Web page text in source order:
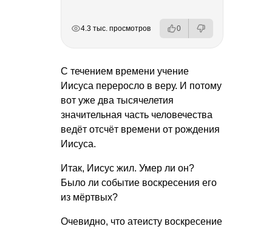
4.3 тыс. просмотров 0
С течением времени учение
Иисуса переросло в веру. И потому
вот уже два тысячелетия
значительная часть человечества
ведёт отсчёт времени от рождения
Иисуса.
Итак, Иисус жил. Умер ли он?
Было ли событие воскресения его
из мёртвых?
Очевидно, что атеисту воскресение